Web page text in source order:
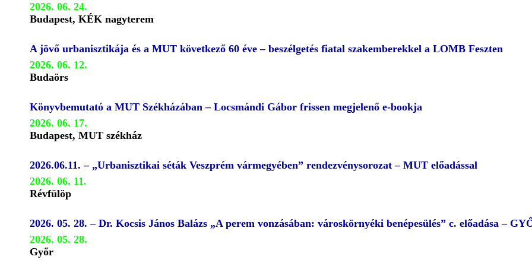
2026. 06. 24.
Budapest, KÉK nagyterem
A jövő urbanisztikája és a MUT következő 60 éve – beszélgetés fiatal szakemberekkel a LOMB Feszten
2026. 06. 12.
Budaörs
Könyvbemutató a MUT Székházában – Locsmándi Gábor frissen megjelenő e-bookja
2026. 06. 17.
Budapest, MUT székház
2026.06.11. – „Urbanisztikai séták Veszprém vármegyében” rendezvénysorozat – MUT előadással
2026. 06. 11.
Révfülöp
2026. 05. 28. – Dr. Kocsis János Balázs „A perem vonzásában: városkörnyéki benépesülés” c. előadása –
2026. 05. 28.
Győr